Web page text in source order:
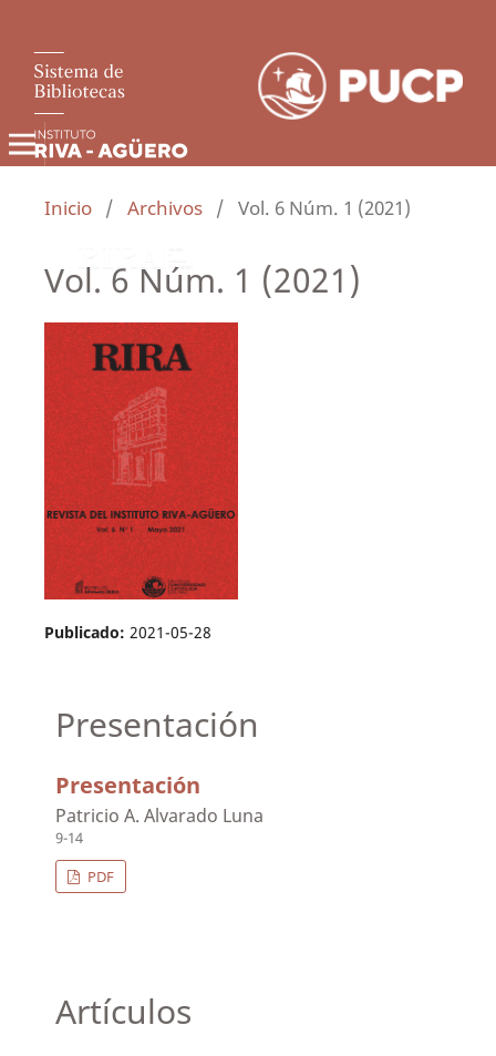
Inicio / Archivos / Vol. 6 Núm. 1 (2021)
Vol. 6 Núm. 1 (2021)
Publicado: 2021-05-28
Presentación
Presentación
Patricio A. Alvarado Luna
9-14
PDF
Artículos